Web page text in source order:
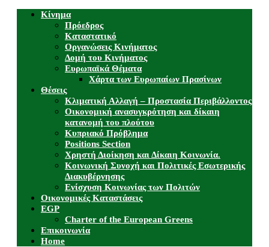
Κίνημα
Πρόεδρος
Καταστατικό
Οργανώσεις Κινήματος
Δομή του Κινήματος
Ευρωπαϊκά Θέματα
Χάρτα των Ευρωπαίων Πρασίνων
Θέσεις
Κλιματική Αλλαγή – Προστασία Περιβάλλοντος
Οικονομική ανασυγκρότηση και δίκαιη
κατανομή του πλούτου
Κυπριακό Πρόβλημα
Positions Section
Χρηστή Διοίκηση και Δίκαιη Κοινωνία.
Κοινωνική Συνοχή και Πολιτικές Εσωτερικής
Διακυβέρνησης
Ενίσχυση Κοινωνίας των Πολιτών
Οικονομικές Καταστάσεις
EGP
Charter of the European Greens
Επικοινωνία
Home